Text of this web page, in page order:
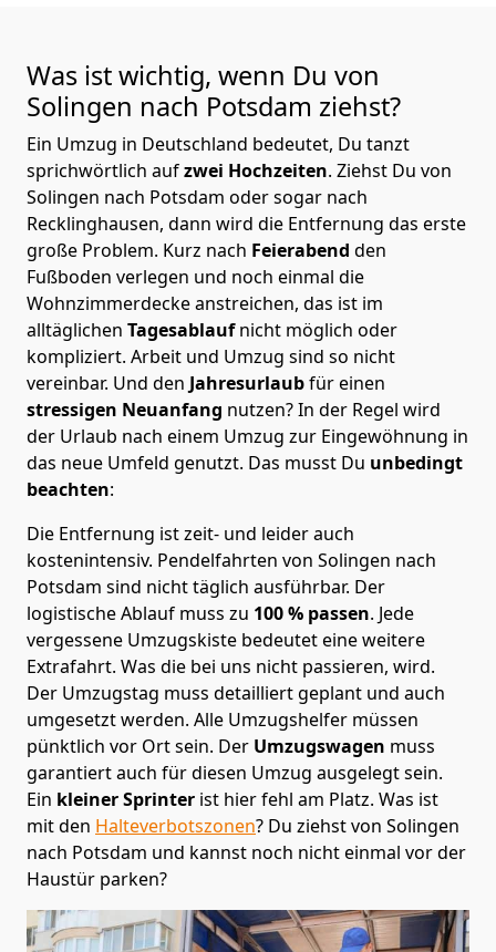
Was ist wichtig, wenn Du von
Solingen nach Potsdam ziehst?
Ein Umzug in Deutschland bedeutet, Du tanzt
sprichwörtlich aufzwei Hochzeiten. Ziehst Du von
Solingen nach Potsdam oder sogar nach
Recklinghausen, dann wird die Entfernung das erste
große Problem. Kurz nach Feierabend den
Fußboden verlegen und noch einmal die
Wohnzimmerdecke anstreichen, das ist im
alltäglichen Tagesablaufnicht möglich oder
kompliziert. Arbeit und Umzug sind so nicht
vereinbar. Und den Jahresurlaubfür einen
stressigen Neuanfang nutzen? In der Regel wird
der Urlaub nach einem Umzug zur Eingewöhnung in
das neue Umfeld genutzt. Das musst Du unbedingt
beachten:
Die Entfernung ist zeit- und leider auch
kostenintensiv. Pendelfahrten von Solingen nach
Potsdam sind nicht täglich ausführbar. Der
logistische Ablauf muss zu 100 % passen. Jede
vergessene Umzugskiste bedeutet eine weitere
Extrafahrt. Was die bei uns nicht passieren, wird.
Der Umzugstag muss detailliert geplant und auch
umgesetzt werden. Alle Umzugshelfer müssen
pünktlich vor Ort sein. Der Umzugswagen muss
garantiert auch für diesen Umzug ausgelegt sein.
Ein kleiner Sprinter ist hier fehl am Platz. Was ist
mit den Halteverbotszonen? Du ziehst von Solingen
nach Potsdam und kannst noch nicht einmal vor der
Haustür parken?